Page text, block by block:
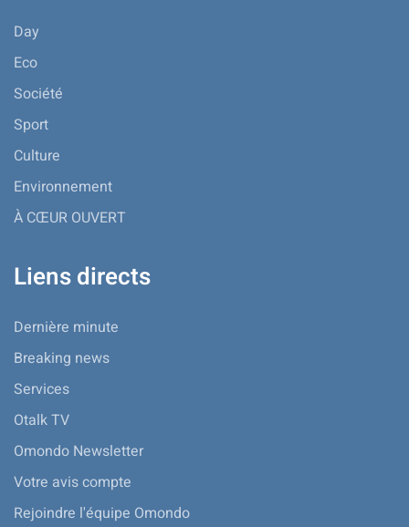
Day
Eco
Société
Sport
Culture
Environnement
À CŒUR OUVERT
Liens directs
Dernière minute
Breaking news
Services
Otalk TV
Omondo Newsletter
Votre avis compte
Rejoindre l'équipe Omondo